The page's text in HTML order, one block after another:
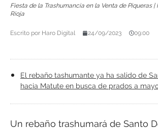
Fiesta de la Trashumancia en la Venta de Piqueras |
Rioja
Escrito por Haro Digital 24/09/2023 09:00
El rebaño tashumante ya ha salido de
hacia Matute en busca de prados a
Un rebaño trashumará de Santo